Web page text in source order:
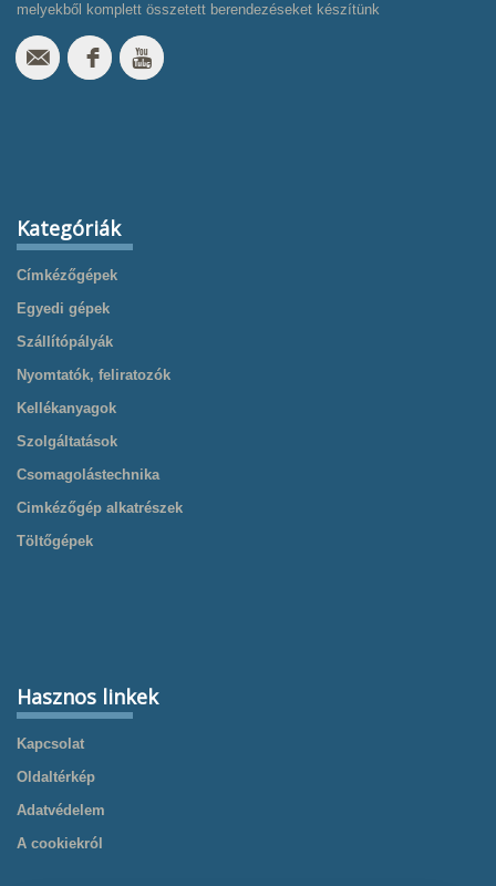
melyekből komplett összetett berendezéseket készítünk
Kategóriák
Címkézőgépek
Egyedi gépek
Szállítópályák
Nyomtatók, feliratozók
Kellékanyagok
Szolgáltatások
Csomagolástechnika
Cimkézőgép alkatrészek
Töltőgépek
Hasznos linkek
Kapcsolat
Oldaltérkép
Adatvédelem
A cookiekról